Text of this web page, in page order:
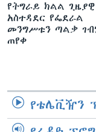
የትግራይ ክልል ጊዜያዊ
አስተዳደር የፌደራል
መንግሥቱን ጣልቃ
ጠየቀ
የቴሌቪዥን